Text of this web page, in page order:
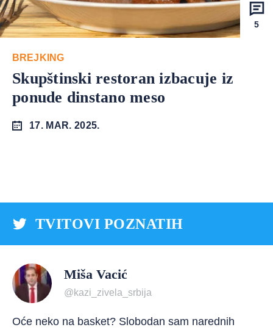
5
BREJKING
Skupštinski restoran izbacuje iz
ponude dinstano meso
17. MAR. 2025.
TVITOVI POZNATIH
Miša Vacić
@kazi_zivela_srbija
Oće neko na basket? Slobodan sam narednih